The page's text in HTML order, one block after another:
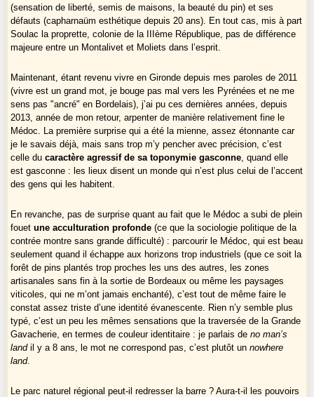
(sensation de liberté, semis de maisons, la beauté du pin) et ses
défauts (capharnaüm esthétique depuis 20 ans). En tout cas, mis à part
Soulac la proprette, colonie de la IIIème République, pas de différence
majeure entre un Montalivet et Moliets dans l’esprit.
Maintenant, étant revenu vivre en Gironde depuis mes paroles de 2011
(vivre est un grand mot, je bouge pas mal vers les Pyrénées et ne me
sens pas "ancré" en Bordelais), j’ai pu ces dernières années, depuis
2013, année de mon retour, arpenter de manière relativement fine le
Médoc. La première surprise qui a été la mienne, assez étonnante car
je le savais déjà, mais sans trop m’y pencher avec précision, c’est
celle du caractère agressif de sa toponymie gasconne , quand elle
est gasconne : les lieux disent un monde qui n’est plus celui de l’accent
des gens qui les habitent.
En revanche, pas de surprise quant au fait que le Médoc a subi de plein
fouetune acculturation profonde (ce que la sociologie politique de la
contrée montre sans grande difficulté) : parcourir le Médoc, qui est beau
seulement quand il échappe aux horizons trop industriels (que ce soit la
forêt de pins plantés trop proches les uns des autres, les zones
artisanales sans fin à la sortie de Bordeaux ou même les paysages
viticoles, qui ne m’ont jamais enchanté), c’est tout de même faire le
constat assez triste d’une identité évanescente. Rien n’y semble plus
typé, c’est un peu les mêmes sensations que la traversée de la Grande
Gavacherie, en termes de couleur identitaire : je parlais deno man’s
landil y a 8 ans, le mot ne correspond pas, c’est plutôt unnowhere
land.
Le parc naturel régional peut-il redresser la barre ? Aura-t-il les pouvoirs